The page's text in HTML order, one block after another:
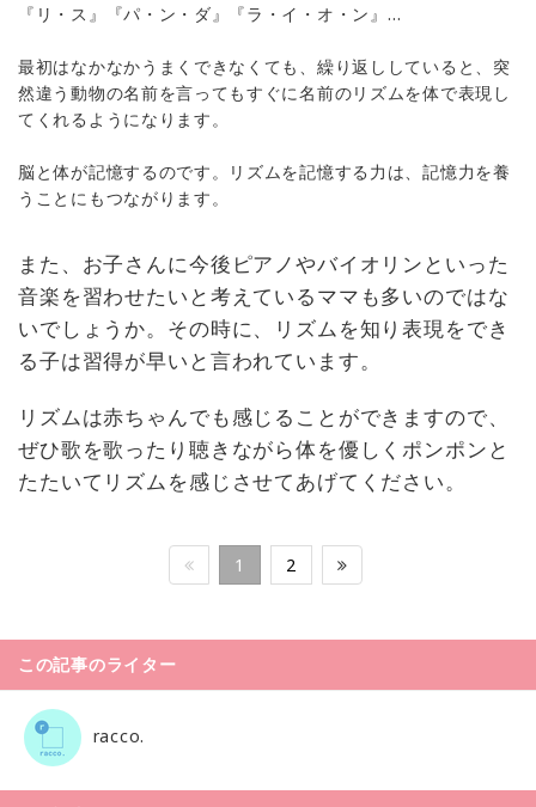
『リ・ス』『パ・ン・ダ』『ラ・イ・オ・ン』…
最初はなかなかうまくできなくても、繰り返ししていると、突
然違う動物の名前を言ってもすぐに名前のリズムを体で表現し
てくれるようになります。
脳と体が記憶するのです。リズムを記憶する力は、記憶力を養
うことにもつながります。
また、お子さんに今後ピアノやバイオリンといった
音楽を習わせたいと考えているママも多いのではな
いでしょうか。その時に、リズムを知り表現をでき
る子は習得が早いと言われています。
リズムは赤ちゃんでも感じることができますので、
ぜひ歌を歌ったり聴きながら体を優しくポンポンと
たたいてリズムを感じさせてあげてください。
1 2
この記事のライター
racco.